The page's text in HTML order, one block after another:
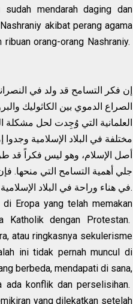
mendarah daging dan
akibat perang agama
orang-orang Nashraniy.
إن فكر التسامح قد ولد في
الصراع الدموي بين الكاثوليك
العلمانية التي وُجِدت لحل مشكلة
مختلفة في البلاد الإسلامية
أصل الإسلام، وهو ليس فكراً قد
جلي أهمية التسامح التي منحها.
في هناء وراحة في البلاد الإسلامية.
Eropa yang telah memakan
Katholik dengan Protestan.
atau ringkasnya sekulerisme
ini tidak pernah muncul di
berbeda, mendapati di sana,
ada konflik dan perselisihan.
yang dilekatkan setelah